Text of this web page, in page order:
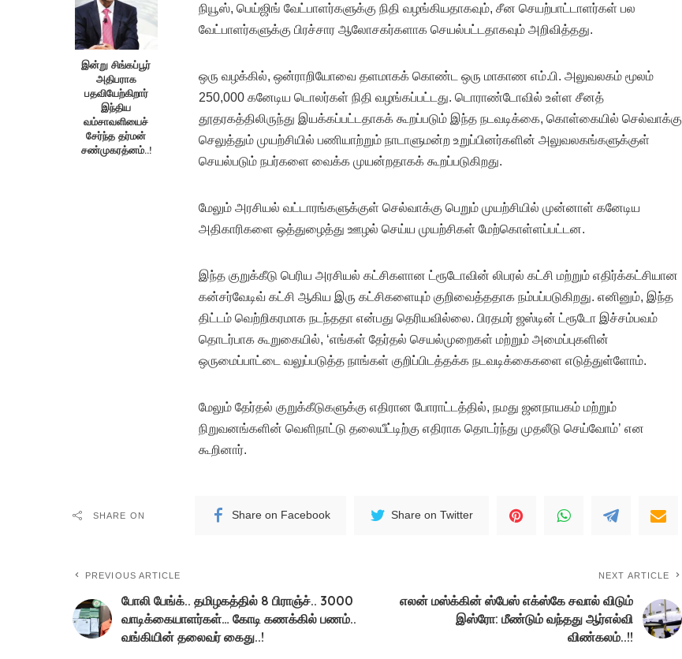
இன்று சிங்கப்பூர்
அதிபராக
பதவியேற்கிறார்
இந்திய
வம்சாவளியைச்
சேர்ந்த தர்மன்
சண்முகரத்னம்..!
நியூஸ், பெய்ஜிங் வேட்பாளர்களுக்கு நிதி வழங்கியதாகவும், சீன செயற்பாட்டாளர்கள் பல
வேட்பாளர்களுக்கு பிரச்சார ஆலோசகர்களாக செயல்பட்டதாகவும் அறிவித்தது.
ஒரு வழக்கில், ஒன்ராறியோவை தளமாகக் கொண்ட ஒரு மாகாண எம்.பி. அலுவலகம் மூலம்
250,000 கனேடிய டொலர்கள் நிதி வழங்கப்பட்டது. டொராண்டோவில் உள்ள சீனத்
தூதரகத்திலிருந்து இயக்கப்பட்டதாகக் கூறப்படும் இந்த நடவடிக்கை, கொள்கையில் செல்வாக்கு
செலுத்தும் முயற்சியில் பணியாற்றும் நாடாளுமன்ற உறுப்பினர்களின் அலுவலகங்களுக்குள்
செயல்படும் நபர்களை வைக்க முயன்றதாகக் கூறப்படுகிறது.
மேலும் அரசியல் வட்டாரங்களுக்குள் செல்வாக்கு பெறும் முயற்சியில் முன்னாள் கனேடிய
அதிகாரிகளை ஒத்துழைத்து ஊழல் செய்ய முயற்சிகள் மேற்கொள்ளப்பட்டன.
இந்த குறுக்கீடு பெரிய அரசியல் கட்சிகளான ட்ரூடோவின் லிபரல் கட்சி மற்றும் எதிர்க்கட்சியான
கன்சர்வேடிவ் கட்சி ஆகிய இரு கட்சிகளையும் குறிவைத்ததாக நம்பப்படுகிறது. எனினும், இந்த
திட்டம் வெற்றிகரமாக நடந்ததா என்பது தெரியவில்லை. பிரதமர் ஜஸ்டின் ட்ரூடோ இச்சம்பவம்
தொடர்பாக கூறுகையில், ‘எங்கள் தேர்தல் செயல்முறைகள் மற்றும் அமைப்புகளின்
ஒருமைப்பாட்டை வலுப்படுத்த நாங்கள் குறிப்பிடத்தக்க நடவடிக்கைகளை எடுத்துள்ளோம்.
மேலும் தேர்தல் குறுக்கீடுகளுக்கு எதிரான போராட்டத்தில், நமது ஜனநாயகம் மற்றும்
நிறுவனங்களின் வெளிநாட்டு தலையீட்டிற்கு எதிராக தொடர்ந்து முதலீடு செய்வோம்’ என
கூறினார்.
SHARE ON Share on Facebook Share on Twitter
PREVIOUS ARTICLE
போலி பேங்க்.. தமிழகத்தில் 8 பிராஞ்ச்.. 3000
வாடிக்கையாளர்கள்… கோடி கணக்கில் பணம்..
வங்கியின் தலைவர் கைது..!
NEXT ARTICLE
எலன் மஸ்க்கின் ஸ்பேஸ் எக்ஸ்கே சவால் விடும்
இஸ்ரோ: மீண்டும் வந்தது ஆர்எல்வி
விண்கலம்..!!